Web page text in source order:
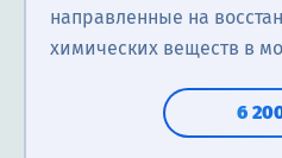
направленные на
химических веществ в
6